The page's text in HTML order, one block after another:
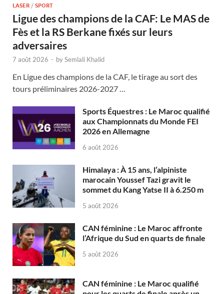
LASER / SPORT
Ligue des champions de la CAF: Le MAS de
Fès et la RS Berkane fixés sur leurs
adversaires
7 août 2026 - bySemlali Khalid
En Ligue des champions de la CAF, le tirage au sort des
tours préliminaires 2026-2027 …
Sports Équestres : Le Maroc qualifié
aux Championnats du Monde FEI
2026 en Allemagne
6 août 2026
Himalaya : À 15 ans, l’alpiniste
marocain Youssef Tazi gravit le
sommet du Kang Yatse II à 6.250 m
5 août 2026
CAN féminine : Le Maroc affronte
l’Afrique du Sud en quarts de finale
5 août 2026
CAN féminine : Le Maroc qualifié